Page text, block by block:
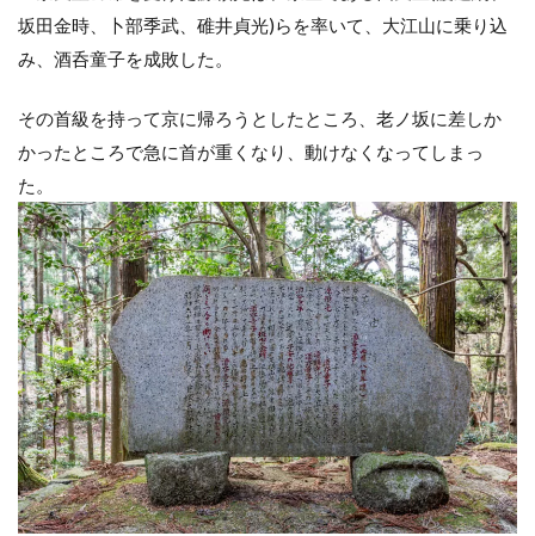
坂田金時、卜部季武、碓井貞光)らを率いて、大江山に乗り込
み、酒呑童子を成敗した。
その首級を持って京に帰ろうとしたところ、老ノ坂に差しか
かったところで急に首が重くなり、動けなくなってしまっ
た。